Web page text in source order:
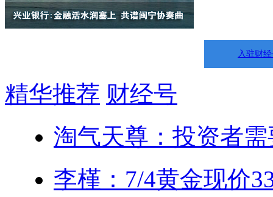
入驻财
精华推荐 财经号
淘气天尊：投资者
李槿：7/4黄金现价